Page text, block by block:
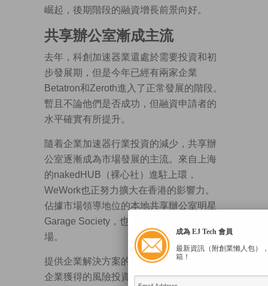
崛起，後期階段的融資增長前景向好。
共享辦公室漸成主流
去年，科創加速器業還處於需要投資和初
步發展期，但是今年已經有兩家企業
Betatron和Zeroth進入了正常發展的階段。
暫且不論他們是否成功，但融資申請者的
水平確實有所提升。
隨着企業加速器行業投資的減少，共享辦
公室逐漸成為市場發展的主流。來自上海
的nakedHUB（裸心社）進駐上環，
WeWork也正努力擴大在香港的影響力。
佔據市場領導地位的本地共享辦公室明星
Garage Society，也已擴張至亞洲其他市
場。
提供企業解決方案的初創企業和金融初創
企業獲得的風險投資，佔香港初創企業全
成為 EJ Tech 會員
最新資訊（附創業懶人包）
箱！